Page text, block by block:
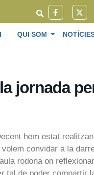
QUI SOM
jornada
hem estat
convidar a la
rodona on